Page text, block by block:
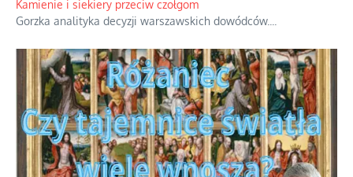
Rodzinna polemika wokół sakr w Écône.